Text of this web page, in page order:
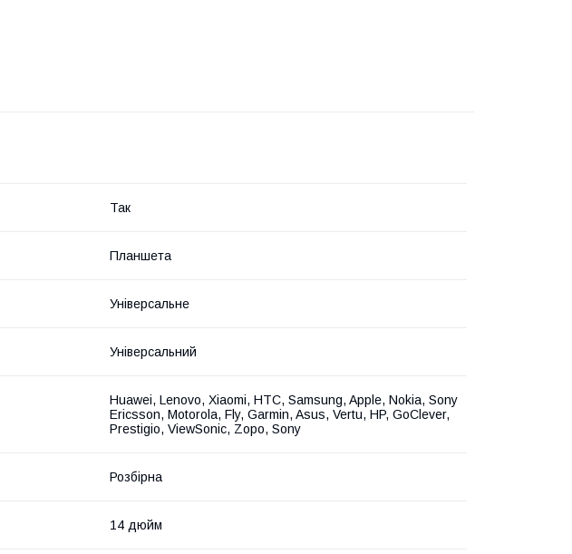
Так
Планшета
Універсальне
Універсальний
Huawei, Lenovo, Xiaomi, HTC, Samsung, Apple, Nokia, Sony
Ericsson, Motorola, Fly, Garmin, Asus, Vertu, HP, GoClever,
Prestigio, ViewSonic, Zopo, Sony
Розбірна
14 дюйм